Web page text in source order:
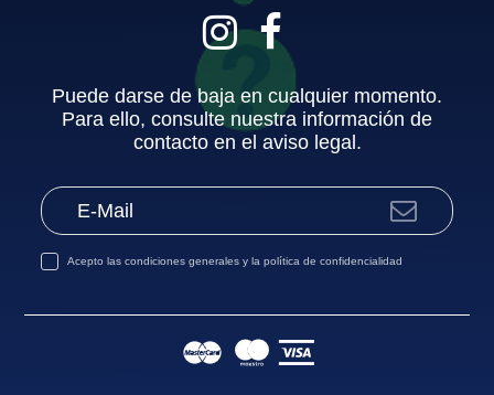
Puede darse de baja en cualquier momento.
Para ello, consulte nuestra información de
contacto en el aviso legal.
Acepto lascondiciones generales y lapolítica de confidencialidad